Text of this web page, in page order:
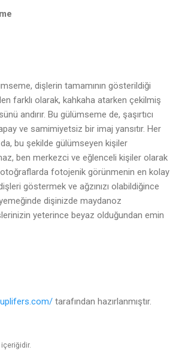
dişlerin tamamının gösterildiği
farklı olarak, kahkaha atarken çekilmiş
andırır. Bu gülümseme de, şaşırtıcı
ve samimiyetsiz bir imaj yansıtır. Her
bu şekilde gülümseyen kişiler
ben merkezci ve eğlenceli kişiler olarak
fotojenik görünmenin en kolay
göstermek ve ağzınızı olabildiğince
dişinizde maydanoz
yeterince beyaz olduğundan emin
tarafından hazırlanmıştır.